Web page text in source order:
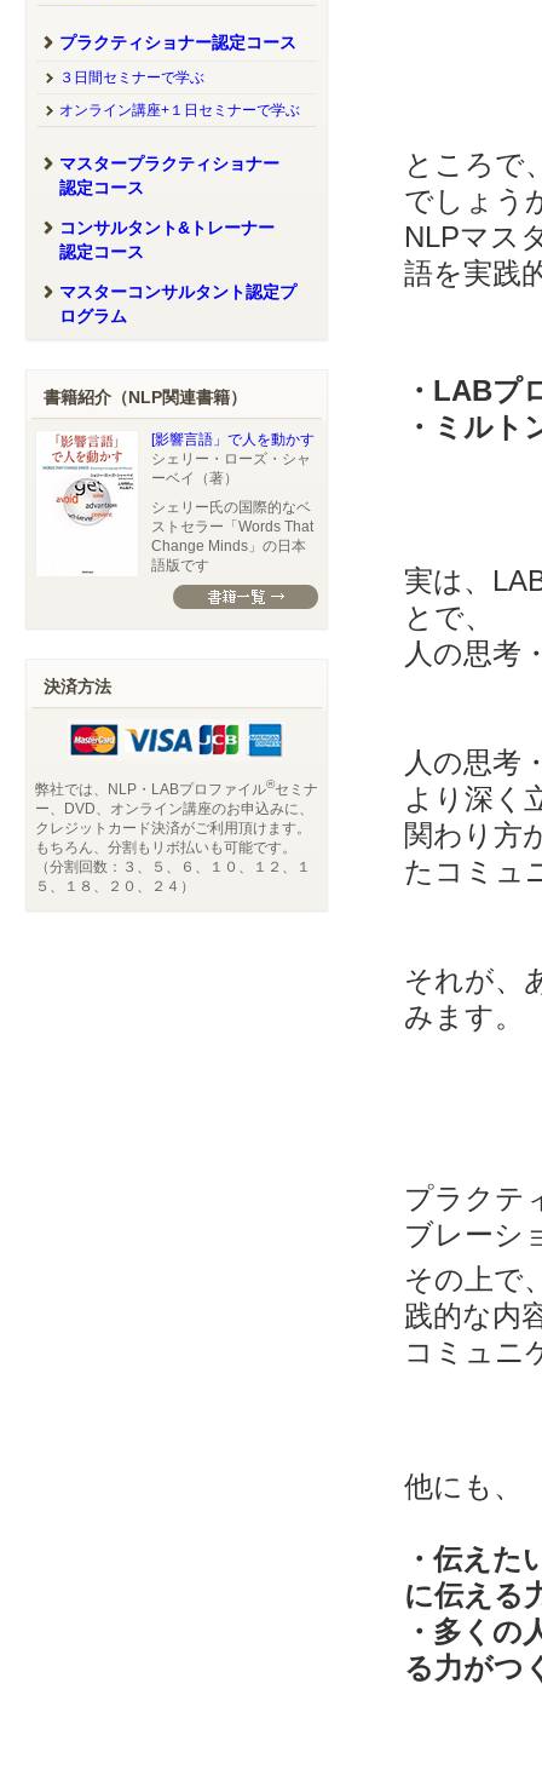
ところで
でしょう
NLPマス
語を実践
・LABプ
・ミルト
実は、
とで、
人の思考
人の思考
より深く
関わり方
たコミュ
それが、
みます。
プラクテ
ブレーシ
その上で
践的な内
コミュニ
他にも、
・伝えた
に伝える
・多くの
る力がつ
プラクティショナー認定コース
３日間セミナーで学ぶ
オンライン講座+１日セミナーで学ぶ
マスタープラクティショナー
認定コース
コンサルタント&トレーナー
認定コース
マスターコンサルタント認定プ
ログラム
書籍紹介（NLP関連書籍）
[影響言語」で人を動かす
シェリー・ローズ・シャ
ーベイ（著）
シェリー氏の国際的なベ
ストセラー「Words That
Change Minds」の日本
語版です
決済方法
弊社では、NLP・LABプロファイル®セミナ
ー、DVD、オンライン講座のお申込みに、
クレジットカード決済がご利用頂けます。
もちろん、分割もリボ払いも可能です。
（分割回数：３、５、６、１０、１２、１
５、１８、２０、２４）